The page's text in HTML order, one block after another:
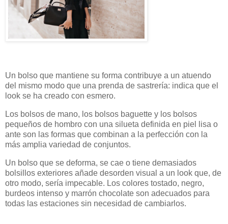
Un bolso que mantiene su forma contribuye a un atuendo
del mismo modo que una prenda de sastrería: indica que el
look se ha creado con esmero.
Los bolsos de mano, los bolsos baguette y los bolsos
pequeños de hombro con una silueta definida en piel lisa o
ante son las formas que combinan a la perfección con la
más amplia variedad de conjuntos.
Un bolso que se deforma, se cae o tiene demasiados
bolsillos exteriores añade desorden visual a un look que, de
otro modo, sería impecable. Los colores tostado, negro,
burdeos intenso y marrón chocolate son adecuados para
todas las estaciones sin necesidad de cambiarlos.